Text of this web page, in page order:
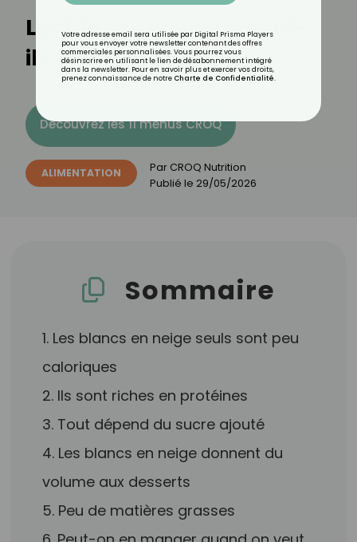
Les blancs en neige sont-
ils caloriques ?
Découvrez les 11 menus CROQ
ALIMENTATION Par CROQ Nutrition
Publié le 29/05/2026
Sommaire
1. Les blancs en neige seuls sont peu
caloriques
2. Ils sont riches en protéines
3. Tout dépend du sucre ajouté
4. Les blancs en neige donnent du
volume aux desserts
5. Peu de matières grasses
Votre adresse email sera utilisée par Digital Prisma Players
pour vous envoyer votre newsletter contenant des offres
commerciales personnalisées. Vous pourrez vous
désinscrire en utilisant le lien de désabonnement intégré
dans la newsletter. Pour en savoir plus et exercer vos droits,
prenez connaissance de notre Charte de Confidentialité.